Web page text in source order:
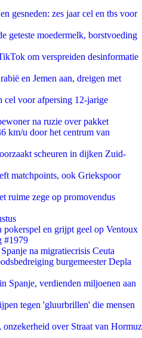
gesneden: zes jaar cel en tbs voor
geteste moedermelk, borstvoeding
om verspreiden desinformatie
en Jemen aan, dreigen met
voor afpersing 12-jarige
na ruzie over pakket
km/u door het centrum van
scheuren in dijken Zuid-
matchpoints, ook Griekspoor
ruime zege op promovendus
en grijpt geel op Ventoux
#1979
na migratiecrisis Ceuta
burgemeester Depla
Spanje, verdienden miljoenen aan
tegen 'gluurbrillen' die mensen
over Straat van Hormuz